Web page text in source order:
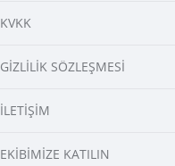
KVKK
GİZLİLİK SÖZLEŞMESİ
İLETİŞİM
EKİBİMİZE KATILIN